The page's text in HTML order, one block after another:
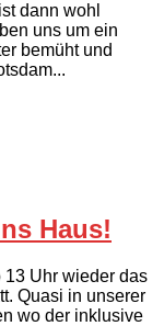
dann wohl
uns um ein
bemüht und
Haus!
13 Uhr wieder das
Quasi in unserer
wo der inklusive